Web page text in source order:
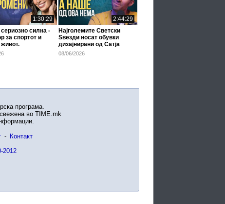
1:30:29
силна -
за спортот и
живот.
2:44:29
Најголемите Светски
Ѕвезди носат обувки
дизајнирани од Сатја
Грабулоски
08/06/2026
програма.
во TIME.mk
- Контакт
2012